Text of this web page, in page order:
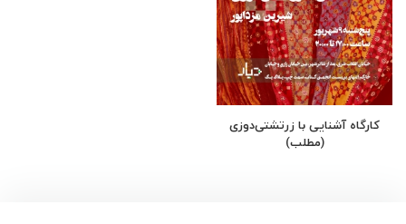
کارگاه آشنایی با زرتشتی‌دوزی
(مطلب)